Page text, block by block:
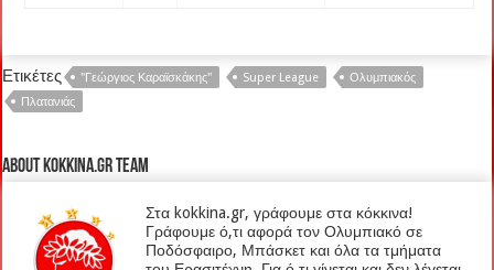
Ετικέτες "Γεώργιος Καραϊσκάκης" Super League
Ολυμπιακός
Πλατανιάς
About kokkina.gr TEAM
Στα kokkina.gr, γράφουμε στα κόκκινα!
Γράφουμε ό,τι αφορά τον Ολυμπιακό σε
Ποδόσφαιρο, Μπάσκετ και όλα τα τμήματα